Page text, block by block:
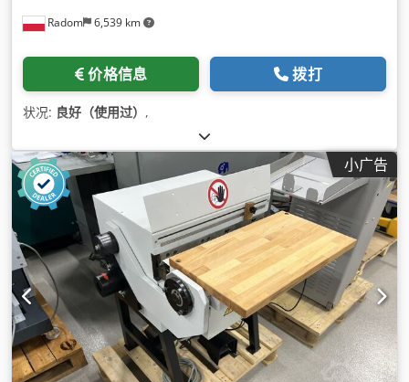
Radom 6,539 km
价格信息 拨打
状况: 良好（使用过） ,
小广告